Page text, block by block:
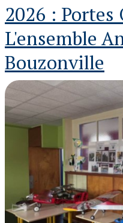
2026 : Portes
L'ensemble
Bouzonville